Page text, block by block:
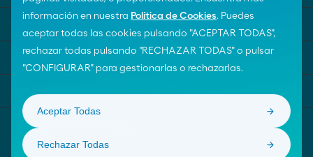
información en nuestra Política de Cookies. Puedes
aceptar todas las cookies pulsando "ACEPTAR TODAS",
rechazar todas pulsando "RECHAZAR TODAS" o pulsar
"CONFIGURAR" para gestionarlas o rechazarlas.
Rechazar Todas
Aceptar Todas